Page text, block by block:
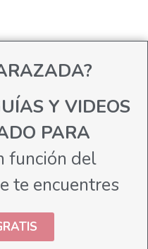
Y VIDEOS
PARA
función del
te encuentres